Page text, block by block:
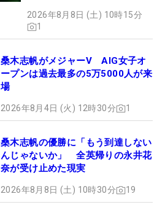
2026年8月8日 (土) 10時15分
1
桑木志帆がメジャーV AIG女子オ
ープンは過去最多の5万5000人が来
場
2026年8月4日 (火) 12時30分 1
桑木志帆の優勝に「もう到達しない
んじゃないか」 全英帰りの永井花
奈が受け止めた現実
2026年8月8日 (土) 10時30分 19